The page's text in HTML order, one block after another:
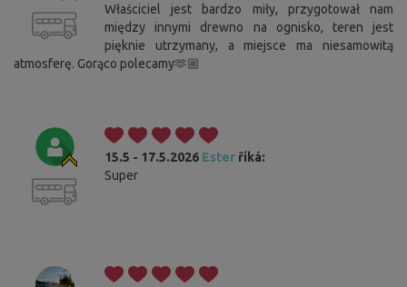
Właściciel jest bardzo miły, przygotował nam
między innymi drewno na ognisko, teren jest
pięknie utrzymany, a miejsce ma niesamowitą
atmosferę. Gorąco polecamy🫶🏼
15.5 - 17.5.2026 Ester říká:
Super